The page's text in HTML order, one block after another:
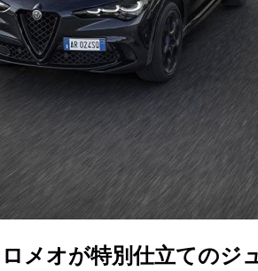
メオが特別仕立てのジ